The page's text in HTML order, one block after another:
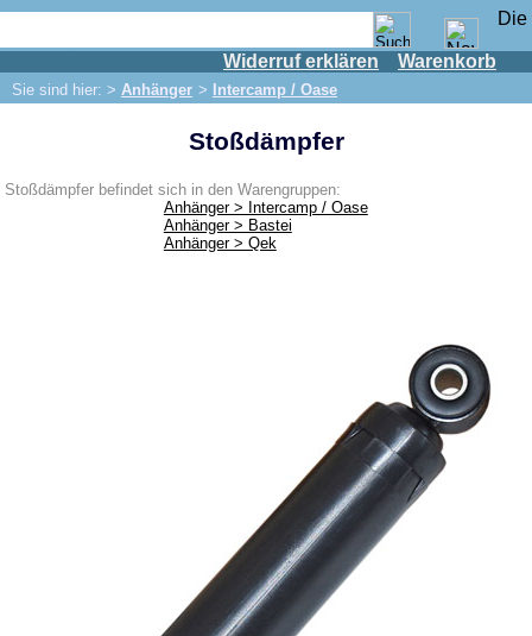
Widerruf erklären Warenkorb
Sie sind hier: > Anhänger > Intercamp / Oase
IFA Motor
IFA-Fahrzeuge
Trabant 1.1
Wartburg 353
Sonderanfertigungen
Stoßdämpfer
Stoßdämpfer befindet sich in den Warengruppen:
Anhänger > Intercamp / Oase
Anhänger > Bastei
Anhänger > Qek